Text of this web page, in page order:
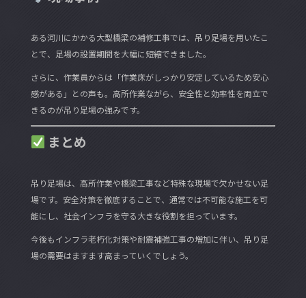
ある河川にかかる大型橋梁の補修工事では、吊り足場を用いたこ
とで、足場の設置期間を大幅に短縮できました。
さらに、作業員からは「作業床がしっかり安定しているため安心
感がある」との声も。高所作業ながら、安全性と効率性を両立で
きるのが吊り足場の強みです。
まとめ
吊り足場は、高所作業や橋梁工事など特殊な現場で欠かせない足
場です。安全対策を徹底することで、通常では不可能な施工を可
能にし、社会インフラを守る大きな役割を担っています。
今後もインフラ老朽化対策や耐震補強工事の増加に伴い、吊り足
場の需要はますます高まっていくでしょう。